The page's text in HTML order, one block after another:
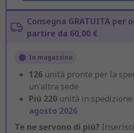
Consegna GRATUITA per
partire da 60,00 €
In magazzino
126 unità pronte per la
un'altra sede
Più 220 unità in spedizione
agosto 2026
Te ne servono di più?